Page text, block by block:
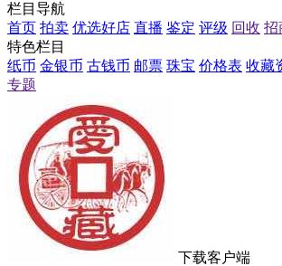
栏目导航
首页 拍卖 优选好店 直播 鉴定 评级 回收 招
特色栏目
纸币 金银币 古钱币 邮票 珠宝 价格表 收藏
专题
下载客户端